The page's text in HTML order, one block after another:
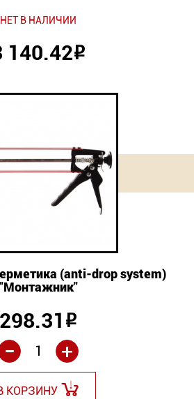
НЕТ В НАЛИЧИИ
140.42Р
(anti-drop system)
"Монтажник"
298.31 Р
+
-
КОРЗИНУ